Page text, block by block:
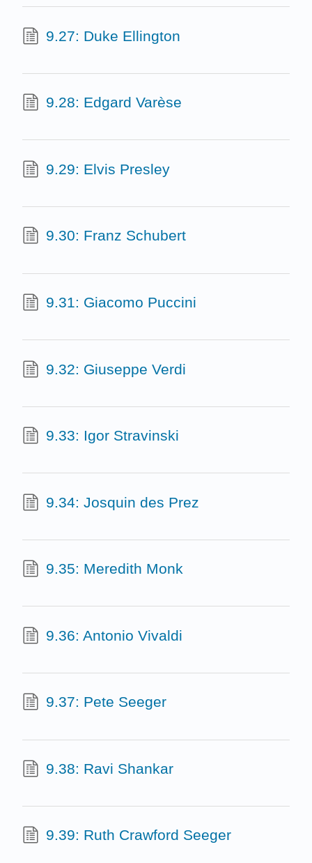
9.27: Duke Ellington
9.28: Edgard Varèse
9.29: Elvis Presley
9.30: Franz Schubert
9.31: Giacomo Puccini
9.32: Giuseppe Verdi
9.33: Igor Stravinski
9.34: Josquin des Prez
9.35: Meredith Monk
9.36: Antonio Vivaldi
9.37: Pete Seeger
9.38: Ravi Shankar
9.39: Ruth Crawford Seeger